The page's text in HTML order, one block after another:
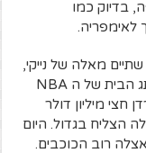
בדיוק כמו
לאימפריה.
מאלה של נייקי,
שגם ריבוק עקפה אותה, וקונברס היתה מותג הבית של ה NBA
חצי מיליון דולר
הצליח בגדול. היום
רוב הכוכבים.